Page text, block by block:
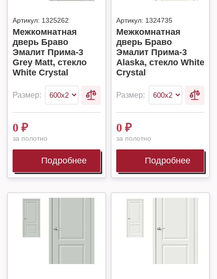
Артикул: 1325262
Межкомнатная
дверь Браво
Эмалит Прима-3
Grey Matt, стекло
White Сrystal
Размер:
0 ₽
за полотно
Подробнее
Артикул: 1324735
Межкомнатная
дверь Браво
Эмалит Прима-3
Alaska, стекло White
Сrystal
Размер:
0 ₽
за полотно
Подробнее